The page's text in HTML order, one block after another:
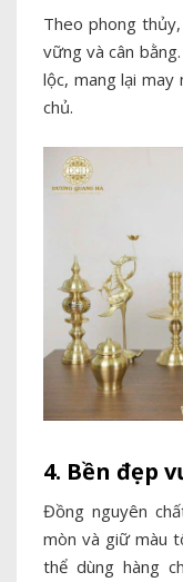
Theo phong
vững và cân
lộc, mang lại may
chủ.
4. Bền đẹp
Đồng nguyên
mòn và giữ màu
thể dùng hàng